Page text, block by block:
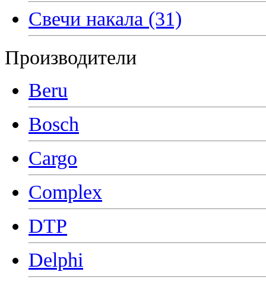
Свечи накала (31)
Производители
Beru
Bosch
Cargo
Complex
DTP
Delphi